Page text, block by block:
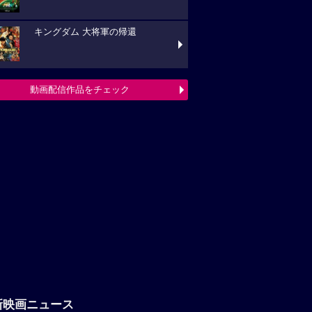
キングダム 大将軍の帰還
動画配信作品をチェック
映画ニュース